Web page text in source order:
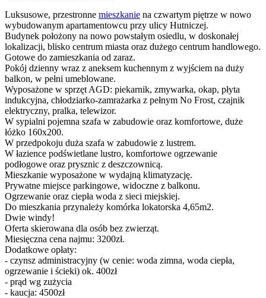
Luksusowe, przestronne mieszkanie na czwartym piętrze w nowo
wybudowanym apartamentowcu przy ulicy Hutniczej.
Budynek położony na nowo powstałym osiedlu, w doskonałej
lokalizacji, blisko centrum miasta oraz dużego centrum handlowego.
Gotowe do zamieszkania od zaraz.
Pokój dzienny wraz z aneksem kuchennym z wyjściem na duży
balkon, w pełni umeblowane.
Wyposażone w sprzęt AGD: piekarnik, zmywarka, okap, płyta
indukcyjna, chłodziarko-zamrażarka z pełnym No Frost, czajnik
elektryczny, pralka, telewizor.
W sypialni pojemna szafa w zabudowie oraz komfortowe, duże
łóżko 160x200.
W przedpokoju duża szafa w zabudowie z lustrem.
W łazience podświetlane lustro, komfortowe ogrzewanie
podłogowe oraz prysznic z deszczownicą.
Mieszkanie wyposażone w wydajną klimatyzację.
Prywatne miejsce parkingowe, widoczne z balkonu.
Ogrzewanie oraz ciepła woda z sieci miejskiej.
Do mieszkania przynależy komórka lokatorska 4,65m2.
Dwie windy!
Oferta skierowana dla osób bez zwierząt.
Miesięczna cena najmu: 3200zł.
Dodatkowe opłaty:
- czynsz administracyjny (w cenie: woda zimna, woda ciepła,
ogrzewanie i ścieki) ok. 400zł
- prąd wg zużycia
- kaucja: 4500zł